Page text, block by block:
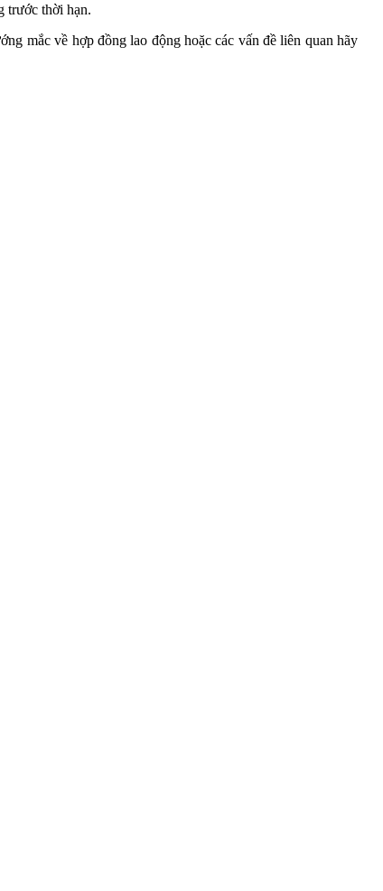
trước thời hạn.
mắc về hợp đồng lao động hoặc các vấn đề liên quan hãy